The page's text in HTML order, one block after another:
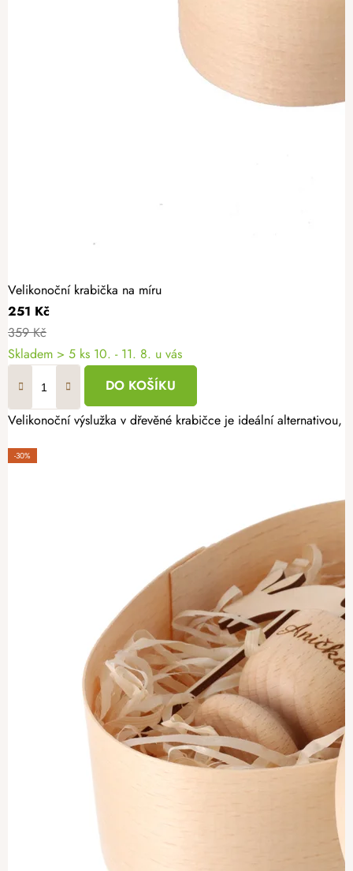
Velikonoční krabička na míru
251 Kč
359 Kč
Skladem > 5 ks 10. - 11. 8. u vás
DO KOŠÍKU
Velikonoční výslužka v dřevěné krabičce je ideální
-30%